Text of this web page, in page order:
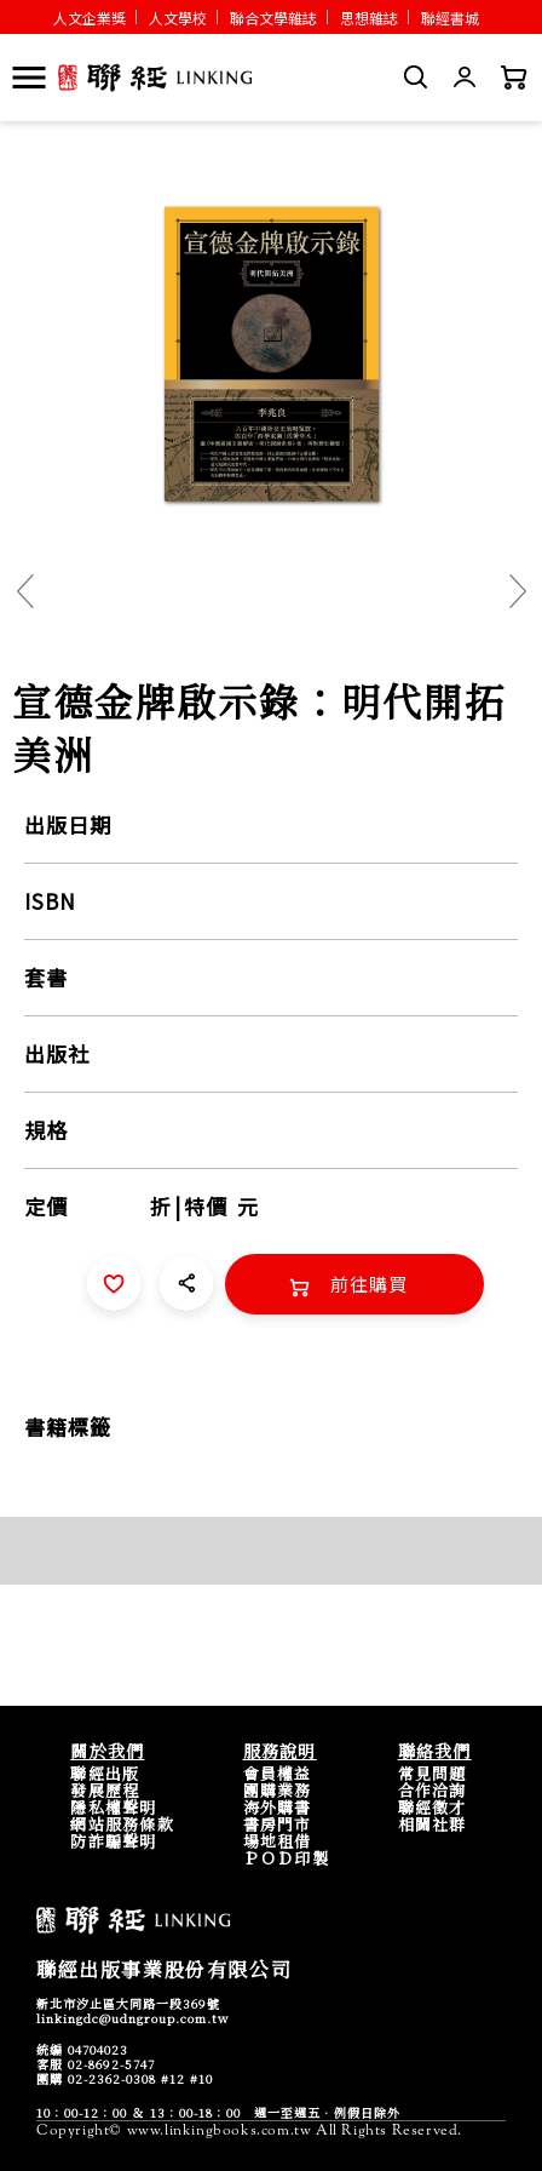
人文企業獎 人文學校 聯合文學雜誌 思想雜誌 聯經書城
宣德金牌啟示錄：明代開拓
美洲
出版日期
ISBN
套書
出版社
規格
定價 折 |特價 元
前往購買
書籍標籤
關於我們
聯經出版
發展歷程
隱私權聲明
網站服務條款
防詐騙聲明
服務說明
會員權益
團購業務
海外購書
書房門市
場地租借
ＰＯＤ印製
聯絡我們
常見問題
合作洽詢
聯經徵才
相關社群
聯經出版事業股份有限公司
新北市汐止區大同路一段369號
linkingdc@udngroup.com.tw
統編 04704023
客服 02-8692-5747
團購 02-2362-0308 #12 #10
10：00-12：00 ＆ 13：00-18：00 週一至週五．例假日除外
Copyright© www.linkingbooks.com.tw All Rights Reserved.